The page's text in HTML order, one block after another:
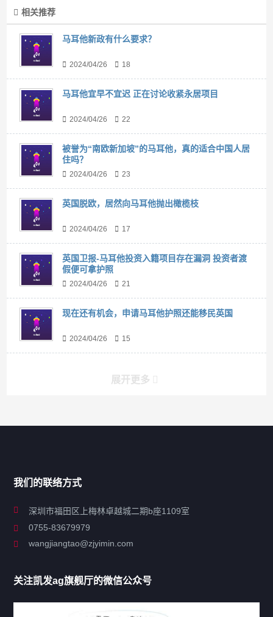
相关推荐
马耳他新政有什么要求？
2024/04/26 18
马耳他宜早不宜迟 正在讨论收紧永居项目
2024/04/26 22
被誉为“南欧新加坡”的马耳他，真的适合中国人居
住吗？
2024/04/26 23
英国脱欧，居然向马耳他抛出橄榄枝
2024/04/26 17
英国卫报-马耳他投资入籍项目存在漏洞 投资者渡
假便可拿护照
2024/04/26 21
现在还有机会，申请马耳他护照还能移民英国
2024/04/26 15
展开更多
联系凯发ag旗舰厅
我们的联络方式
深圳市福田区上梅林卓越城二期b座1109室
0755-83679979
wangjiangtao@zjyimin.com
关注凯发ag旗舰厅的微信公众号